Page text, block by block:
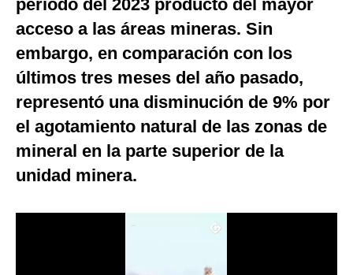
Club del Suscriptor
Mix
G de Gestión
Notas Contratadas
Podcast
Gestión TV
Videos
periodo del 2023 producto del mayor
acceso a las áreas mineras. Sin
embargo, en comparación con los
últimos tres meses del año pasado,
representó una disminución de 9% por
el agotamiento natural de las zonas de
mineral en la parte superior de la
unidad minera.